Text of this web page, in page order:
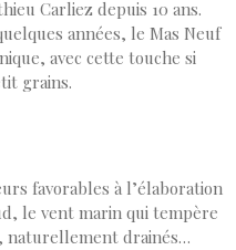
Carliez depuis 10 ans.
années, le Mas Neuf
avec cette touche si
grains.
favorables à l’élaboration
le vent marin qui tempère
naturellement drainés…